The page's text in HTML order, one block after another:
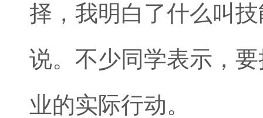
择，我明白了什么叫
说。不少同学表示，
业的实际行动。